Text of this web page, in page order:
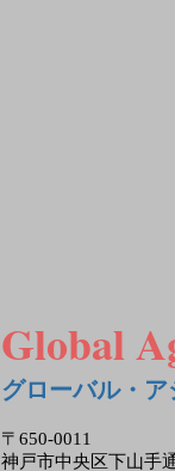
Global
グローバル・ア
〒650-0011
神戸市中央区下山